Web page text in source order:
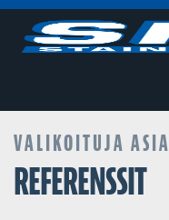
VALIKOITUJA
REFERENSSIT